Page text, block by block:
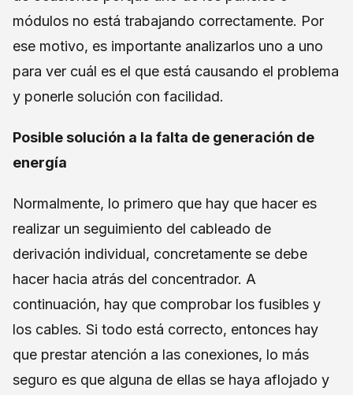
módulos no está trabajando correctamente. Por
ese motivo, es importante analizarlos uno a uno
para ver cuál es el que está causando el problema
y ponerle solución con facilidad.
Posible solución a la falta de generación de
energía
Normalmente, lo primero que hay que hacer es
realizar un seguimiento del cableado de
derivación individual, concretamente se debe
hacer hacia atrás del concentrador. A
continuación, hay que comprobar los fusibles y
los cables. Si todo está correcto, entonces hay
que prestar atención a las conexiones, lo más
seguro es que alguna de ellas se haya aflojado y